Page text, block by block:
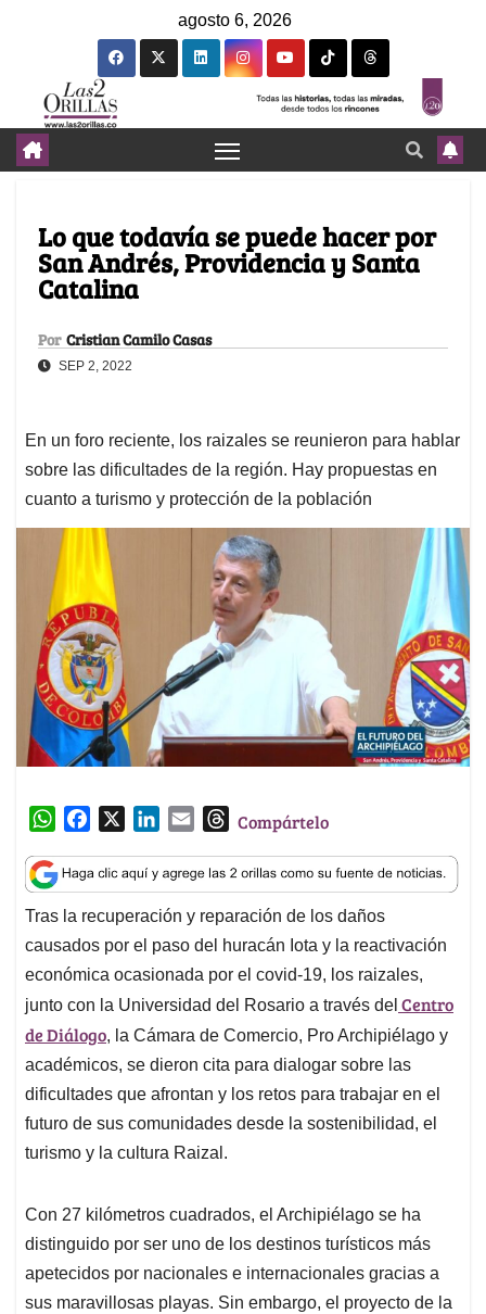
agosto 6, 2026
Lo que todavía se puede hacer por
San Andrés, Providencia y Santa
Catalina
Por Cristian Camilo Casas
SEP 2, 2022
En un foro reciente, los raizales se reunieron para hablar
sobre las dificultades de la región. Hay propuestas en
cuanto a turismo y protección de la población
W
a
t
s
A
p
p
c
e
b
o
o
k
n
k
e
d
I
n
a
i
l
T
r
e
a
d
s
Compártelo
Tras la recuperación y reparación de los daños
causados por el paso del huracán Iota y la reactivación
económica ocasionada por el covid-19, los raizales,
junto con la Universidad del Rosario a través del Centro
de Diálogo, la Cámara de Comercio, Pro Archipiélago y
académicos, se dieron cita para dialogar sobre las
dificultades que afrontan y los retos para trabajar en el
futuro de sus comunidades desde la sostenibilidad, el
turismo y la cultura Raizal.
Con 27 kilómetros cuadrados, el Archipiélago se ha
distinguido por ser uno de los destinos turísticos más
apetecidos por nacionales e internacionales gracias a
sus maravillosas playas. Sin embargo, el proyecto de la